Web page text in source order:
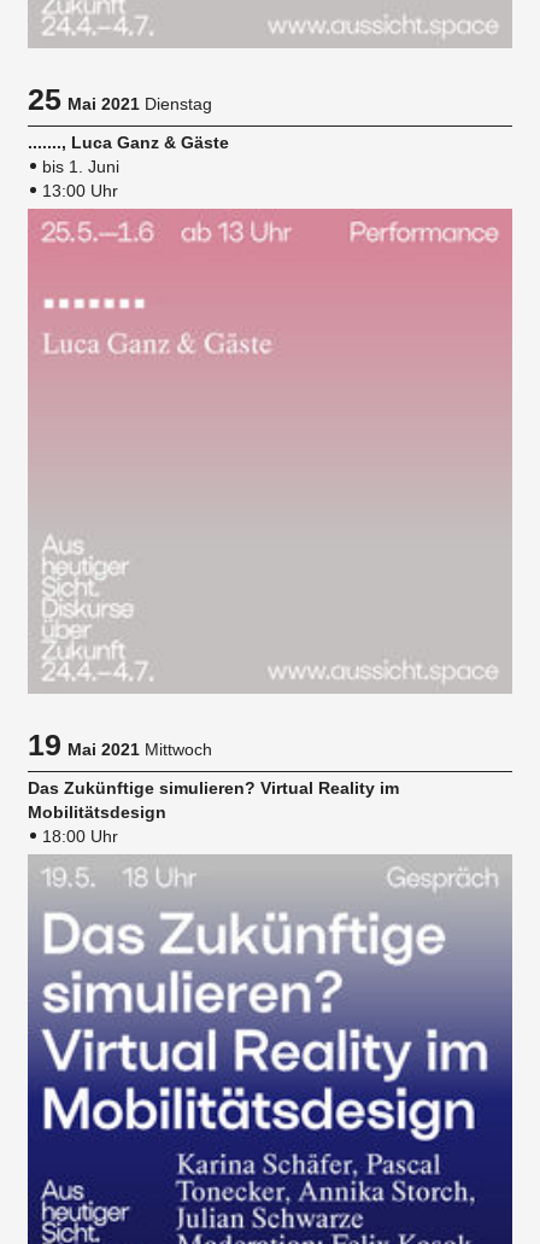
25Mai 2021 Dienstag
......., Luca Ganz & Gäste
bis 1. Juni
13:00 Uhr
19Mai 2021 Mittwoch
Das Zukünftige simulieren? Virtual Reality im
Mobilitätsdesign
18:00 Uhr